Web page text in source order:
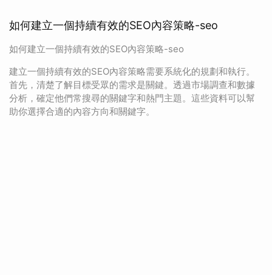
如何建立一個持續有效的SEO內容策略-seo
如何建立一個持續有效的SEO內容策略-seo
建立一個持續有效的SEO內容策略需要系統化的規劃和執行。
首先，清楚了解目標受眾的需求是關鍵。透過市場調查和數據
分析，確定他們常搜尋的關鍵字和熱門主題。這些資料可以幫
助你選擇合適的內容方向和關鍵字。